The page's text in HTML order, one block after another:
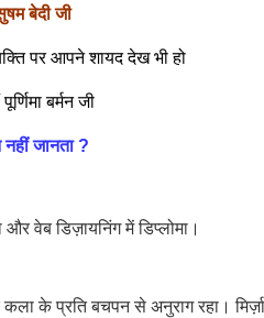
बेदी जी
पर आपने शायद देख भी हो
बर्मन जी
नहीं जानता ?
और वेब डिज़ायनिंग में डिप्लोमा।
कला के प्रति बचपन से अनुराग रहा।